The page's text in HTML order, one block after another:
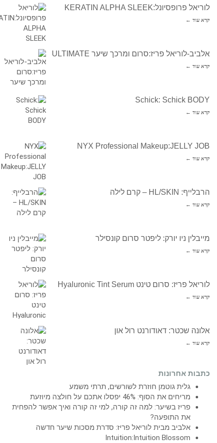
לוריאל פרופסיונל:KERATIN ALPHA SLEEK
קרא עוד ←
אלביב-לוריאל פריז:סרום ומרכך שיער ULTIMATE
קרא עוד ←
Schick: Schick BODY
קרא עוד ←
NYX Professional Makeup:JELLY JOB
קרא עוד ←
הרבלייף: HL/SKIN – קרם לילה
קרא עוד ←
מייבלין ניו יורק: ליפטר סרום קונסילר
קרא עוד ←
לוריאל פריז: סרום טינט Hyaluronic Tint Serum
קרא עוד ←
אלונה שכטר: דאודורנט רול און
קרא עוד ←
כתבות אחרונות
גלית גוטמן חוזרת לשורשים, תרתי משמע
מריחים את הסוף: 46% יפסלו אתכם על חולצה מיוזעת
פריז בשיער: למה זה קורה, למי זה קורה ואיך אפשר להפחית
את התופעה?
אלביב מבית לוריאל פריז: סדרת מסכות שיער חדשה
Intuition:Intuition Blossom